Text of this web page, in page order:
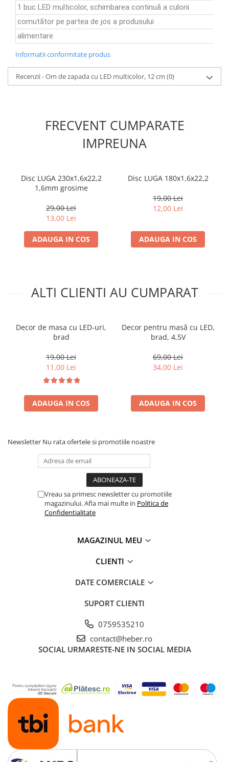
1 buc LED multicolor, schimbarea continuă a culorii
comutător pe partea de jos a produsului
alimentare
Informatii conformitate produs
Recenzii - Om de zapada cu LED multicolor, 12 cm (0)
FRECVENT CUMPARATE
IMPREUNA
Disc LUGA 230x1,6x22,2
1,6mm grosime
29,00 Lei
13,00 Lei
ADAUGA IN COS
Disc LUGA 180x1,6x22,2
19,00 Lei
12,00 Lei
ADAUGA IN COS
ALTI CLIENTI AU CUMPARAT
Decor de masa cu LED-uri,
brad
19,00 Lei
11,00 Lei
ADAUGA IN COS
Decor pentru masă cu LED,
brad, 4,5V
69,00 Lei
34,00 Lei
ADAUGA IN COS
Newsletter Nu rata ofertele si promotiile noastre
Vreau sa primesc newsletter cu promotiile
magazinului. Afla mai multe in Politica de
Confidentialitate
MAGAZINUL MEU
CLIENTI
DATE COMERCIALE
SUPORT CLIENTI
0759535210
contact@heber.ro
SOCIAL URMARESTE-NE IN SOCIAL MEDIA